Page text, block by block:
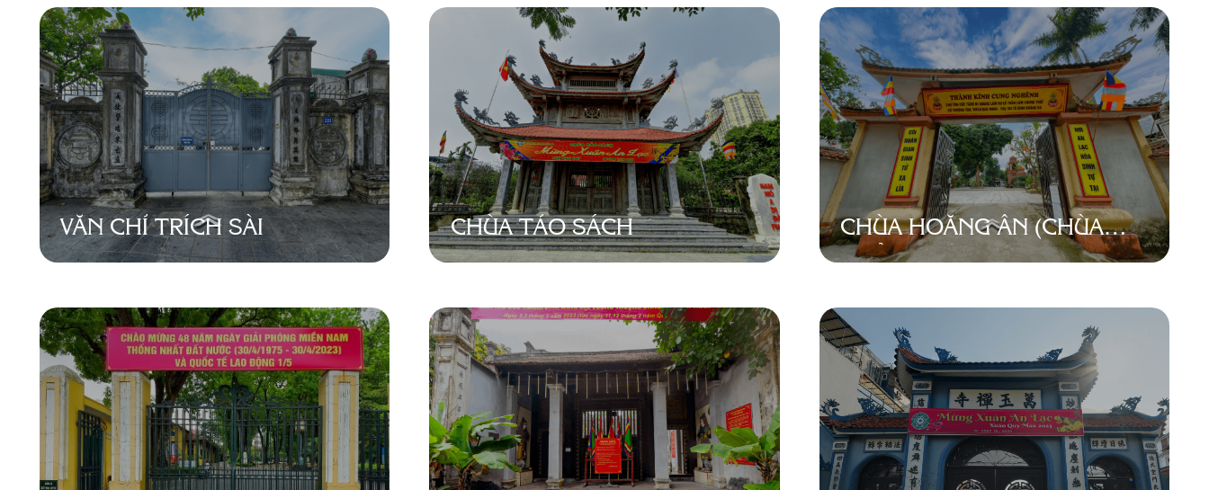
VĂN CHỈ TRÍCH SÀI CHÙA TẢO SÁCH
CHÙA HOẰNG ÂN (CHÙA
QUẢNG BÁ)